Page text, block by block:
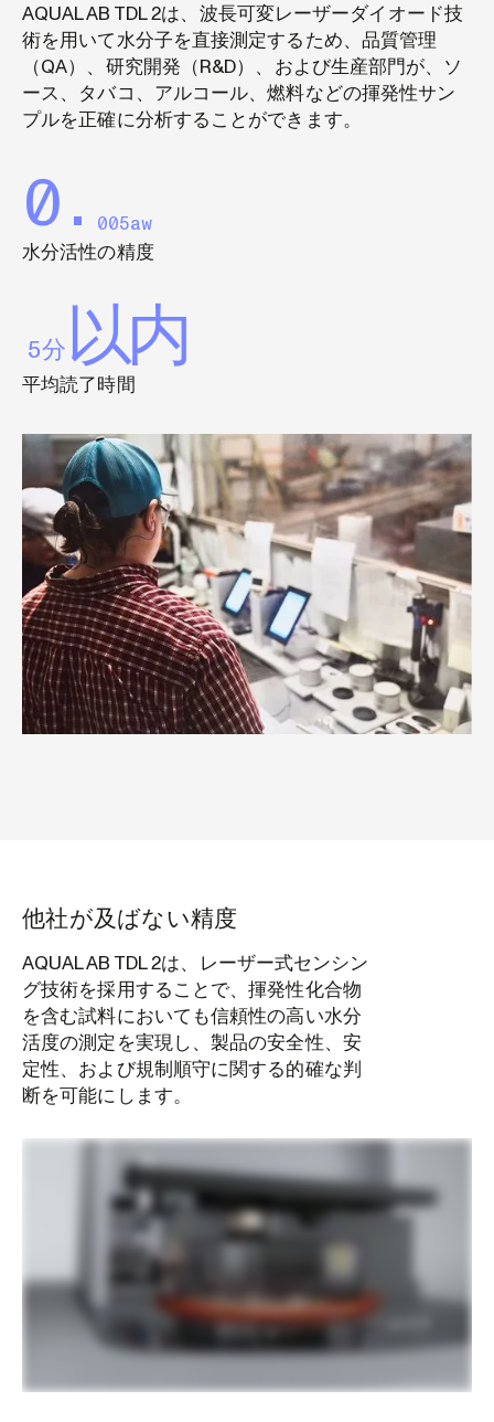
AQUALAB TDL 2は、波長可変レーザーダイオード技
術を用いて水分子を直接測定するため、品質管理
（QA）、研究開発（R&D）、および生産部門が、ソ
ース、タバコ、アルコール、燃料などの揮発性サン
プルを正確に分析することができます。
0.
005aw
水分活性の精度
5分 以内
平均読了時間
他社が及ばない精度
AQUALAB TDL 2は、レーザー式センシン
グ技術を採用することで、揮発性化合物
を含む試料においても信頼性の高い水分
活度の測定を実現し、製品の安全性、安
定性、および規制順守に関する的確な判
断を可能にします。